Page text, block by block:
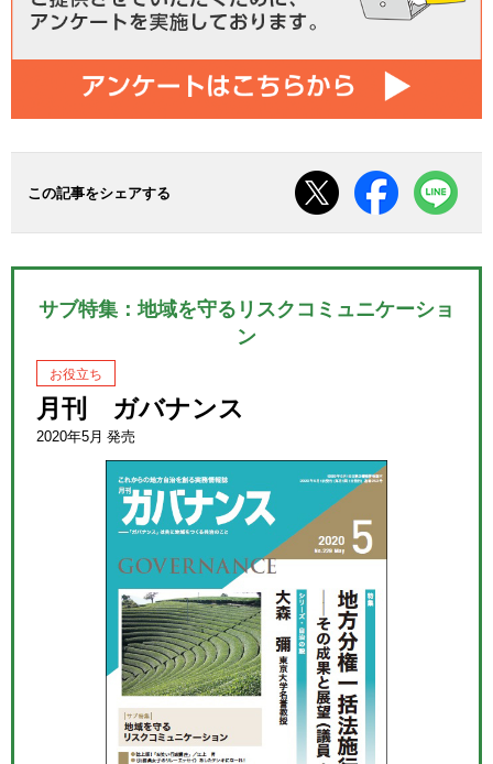
この記事をシェアする
サブ特集：地域を守るリスクコミュニケーショ
ン
お役立ち
月刊 ガバナンス
2020年5月 発売